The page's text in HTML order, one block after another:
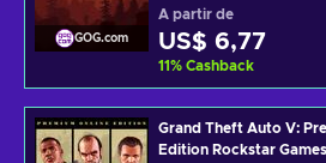
GOG.com
A partir de
US$ 6,77
11% Cashback
Grand Theft Auto V:
Edition Rockstar